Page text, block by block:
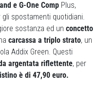
e G-One Comp Plus,
spostamenti quotidiani.
sostanza ed un concetto
carcassa a triplo strato, un
Addix Green. Questi
argentata riflettente, per
è di 47,90 euro.